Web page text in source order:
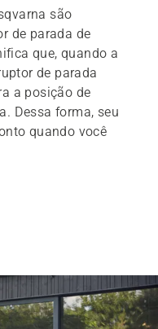
são
de parada de
que, quando a
de parada
a posição de
Dessa forma, seu
quando você